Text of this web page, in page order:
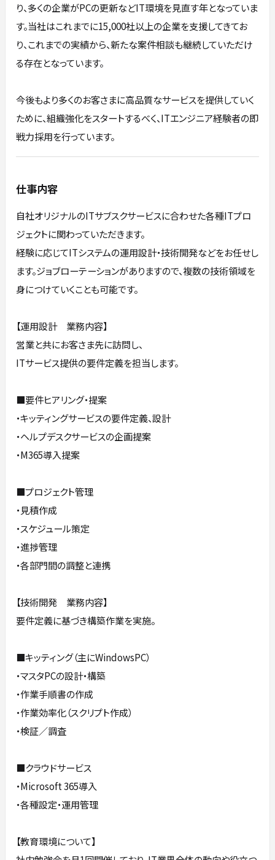
り、多くの企業がPCの更新などIT環境を見直す年となっていま
す。当社はこれまでに15,000社以上の企業を支援してきてお
り、これまでの実績から、新たな案件相談も継続していただけ
る存在となっています。
今後もより多くのお客さまに高品質なサービスを提供していく
ために、組織強化をスタートするべく、ITエンジニア経験者の即
戦力採用を行っています。
仕事内容
自社オリジナルのITサブスクサービスに合わせた各種ITプロ
ジェクトに関わっていただきます。
経験に応じてITシステムの運用設計・技術開発などをお任せし
ます。ジョブローテーションがありますので、複数の技術領域を
身につけていくことも可能です。
【運用設計 業務内容】
営業と共にお客さま先に訪問し、
ITサービス提供の要件定義を担当します。
■要件ヒアリング・提案
・キッティングサービスの要件定義、設計
・ヘルプデスクサービスの企画提案
・M365導入提案
■プロジェクト管理
・見積作成
・スケジュール策定
・進捗管理
・各部門間の調整と連携
【技術開発 業務内容】
要件定義に基づき構築作業を実施。
■キッティング（主にWindowsPC）
・マスタPCの設計・構築
・作業手順書の作成
・作業効率化（スクリプト作成）
・検証／調査
■クラウドサービス
・Microsoft 365導入
・各種設定・運用管理
【教育環境について】